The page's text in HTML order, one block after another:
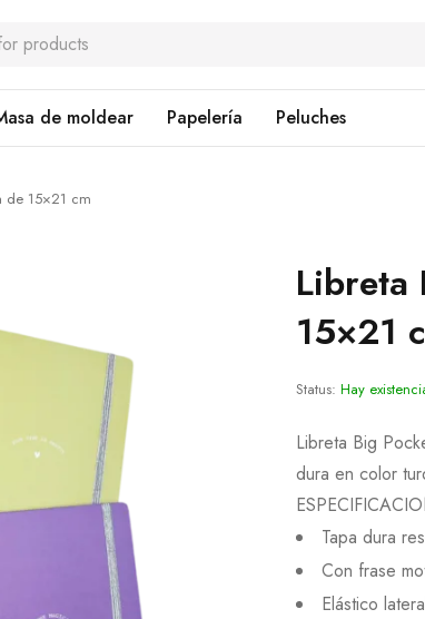
de moldear Papelería Peluches
de 15×21 cm
Libreta
15×21
Status: Hay
Libreta Big
dura en color
Tapa dura
Con frase
Elástico